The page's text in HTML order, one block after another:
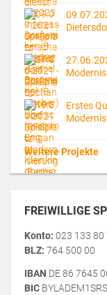
Erstes
Weitere Projekte
FREIWILLIGE
Konto: 023 133 80
BLZ: 764 500 00
IBAN DE 86 7645
BIC BYLADEM1SRS